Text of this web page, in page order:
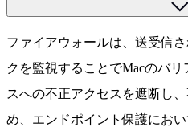
ファイアウォールは、送受信
クを監視することでMacのバ
スへの不正アクセスを遮断し
め、エンドポイント保護にお